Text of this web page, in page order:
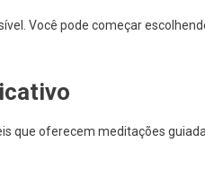
Você pode começar
que oferecem meditações